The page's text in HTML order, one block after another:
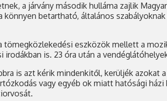
a járvány második hulláma zajlik
könnyen betartható, általános
tömegközlekedési eszközök mellett a
is. 23 óra után a
is azt kérik mindenkitől, kerüljék azokat
vagy egyéb ok miatt hatósági